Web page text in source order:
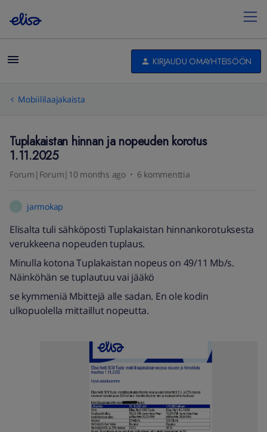
KIRJAUDU OMAYHTEISÖÖN
Mobiililaajakaista
Tuplakaistan hinnan ja nopeuden korotus
1.11.2025
Forum|Forum|10 months ago 6 kommenttia
jarmokap
Elisalta tuli sähköposti Tuplakaistan hinnankorotuksesta
verukkeena nopeuden tuplaus.
Minulla kotona Tuplakaistan nopeus on 49/11 Mb/s.
Näinköhän se tuplautuu vai jääkö
se kymmeniä Mbittejä alle sadan. En ole kodin
ulkopuolella mittaillut nopeutta.